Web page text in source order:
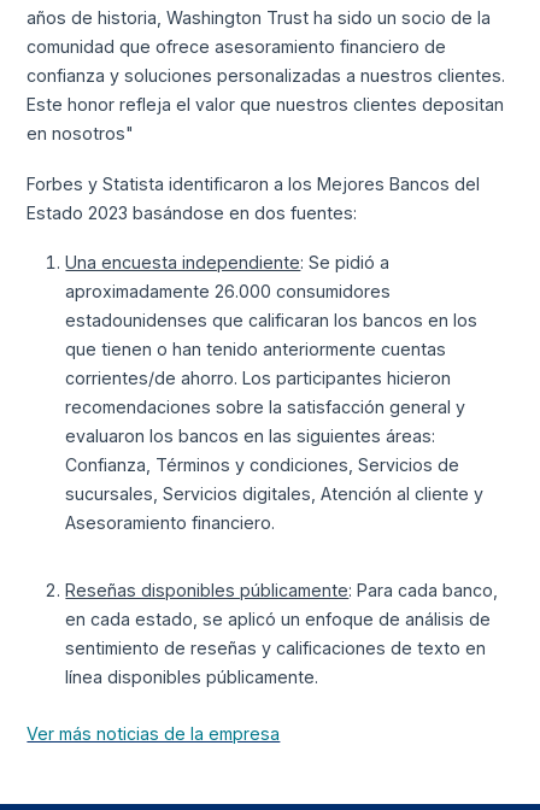
años de historia, Washington Trust ha sido un socio de la
comunidad que ofrece asesoramiento financiero de
confianza y soluciones personalizadas a nuestros clientes.
Este honor refleja el valor que nuestros clientes depositan
en nosotros"
Forbes y Statista identificaron a los Mejores Bancos del
Estado 2023 basándose en dos fuentes:
Una encuesta independiente: Se pidió a
aproximadamente 26.000 consumidores
estadounidenses que calificaran los bancos en los
que tienen o han tenido anteriormente cuentas
corrientes/de ahorro. Los participantes hicieron
recomendaciones sobre la satisfacción general y
evaluaron los bancos en las siguientes áreas:
Confianza, Términos y condiciones, Servicios de
sucursales, Servicios digitales, Atención al cliente y
Asesoramiento financiero.
Reseñas disponibles públicamente: Para cada banco,
en cada estado, se aplicó un enfoque de análisis de
sentimiento de reseñas y calificaciones de texto en
línea disponibles públicamente.
Ver más noticias de la empresa